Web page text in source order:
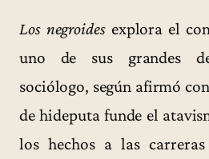
Los negroidesexplora el
uno de sus grandes
sociólogo, según afirmó
de hideputa funde el
los hechos a las